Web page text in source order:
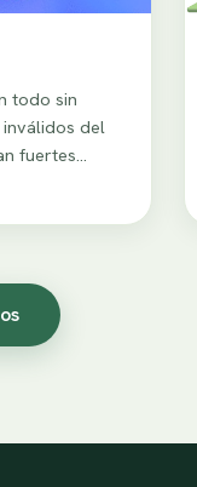
todo sin
del
fuertes…